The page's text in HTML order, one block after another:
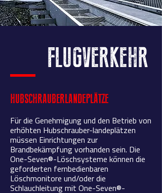
FLUGVERKEHR
HUBSCHRAUBERLANDEPLÄTZE
Für die Genehmigung und den Betrieb von
erhöhten Hubschrauber-landeplätzen
müssen Einrichtungen zur
Brandbekämpfung vorhanden sein. Die
One-Seven®-Löschsysteme können die
geforderten fernbedienbaren
Löschmonitore und/oder die
Schlauchleitung mit One-Seven®-